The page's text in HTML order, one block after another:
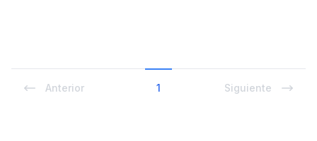
Anterior 1 Siguiente